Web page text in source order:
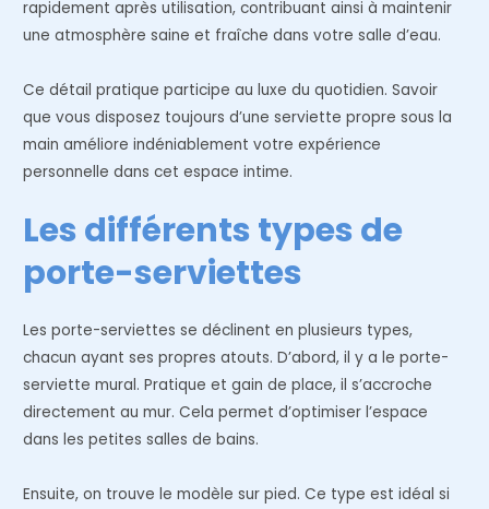
rapidement après utilisation, contribuant ainsi à maintenir
une atmosphère saine et fraîche dans votre salle d’eau.
Ce détail pratique participe au luxe du quotidien. Savoir
que vous disposez toujours d’une serviette propre sous la
main améliore indéniablement votre expérience
personnelle dans cet espace intime.
Les différents types de
porte-serviettes
Les porte-serviettes se déclinent en plusieurs types,
chacun ayant ses propres atouts. D’abord, il y a le porte-
serviette mural. Pratique et gain de place, il s’accroche
directement au mur. Cela permet d’optimiser l’espace
dans les petites salles de bains.
Ensuite, on trouve le modèle sur pied. Ce type est idéal si